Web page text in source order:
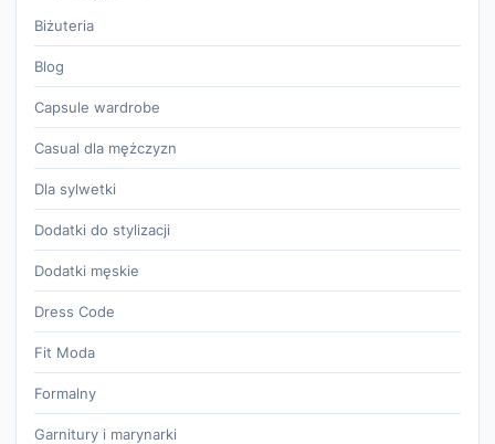
Biżuteria
Blog
Capsule wardrobe
Casual dla mężczyzn
Dla sylwetki
Dodatki do stylizacji
Dodatki męskie
Dress Code
Fit Moda
Formalny
Garnitury i marynarki